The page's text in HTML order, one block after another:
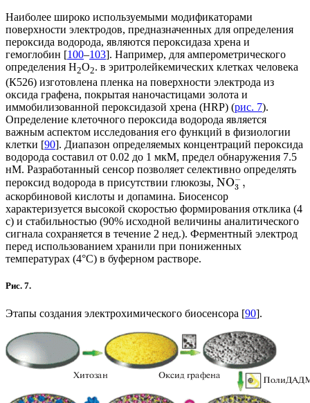
Наиболее широко используемыми модификаторами
поверхности электродов, предназначенных для определения
пероксида водорода, являются пероксидаза хрена и
гемоглобин [100–103]. Например, для амперометрического
определения H2O2. в эритролейкемических клетках человека
(К526) изготовлена пленка на поверхности электрода из
оксида графена, покрытая наночастицами золота и
иммобилизованной пероксидазой хрена (HRP) (рис. 7).
Определение клеточного пероксида водорода является
важным аспектом исследования его функций в физиологии
клетки [90]. Диапазон определяемых концентраций пероксида
водорода составил от 0.02 до 1 мкМ, предел обнаружения 7.5
нМ. Разработанный сенсор позволяет селективно определять
пероксид водорода в присутствии глюкозы, NO−
3 ,
аскорбиновой кислоты и допамина. Биосенсор
характеризуется высокой скоростью формирования отклика (4
с) и стабильностью (90% исходной величины аналитического
сигнала сохраняется в течение 2 нед.). Ферментный электрод
перед использованием хранили при пониженных
температурах (4°С) в буферном растворе.
Рис. 7.
Этапы создания электрохимического биосенсора [90].